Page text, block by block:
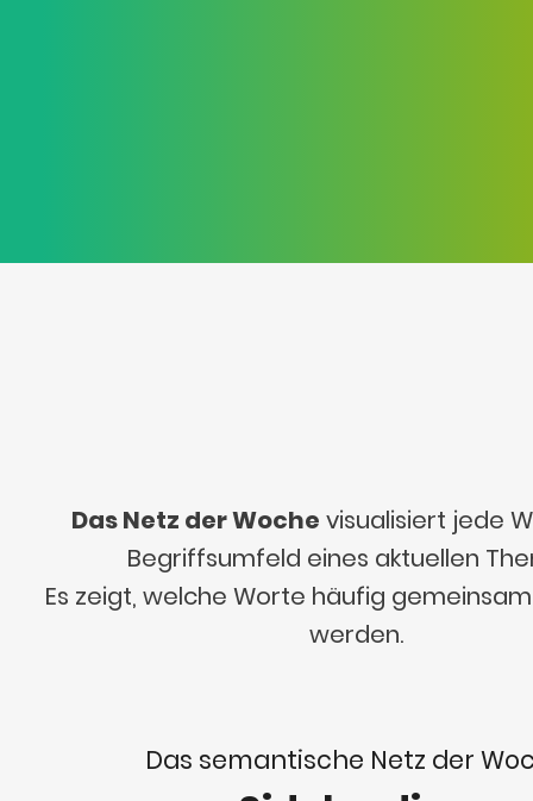
Das Netz der Woche visualisiert jede
Begriffsumfeld eines aktuellen
Es zeigt, welche Worte häufig
werden.
Das semantische Netz der